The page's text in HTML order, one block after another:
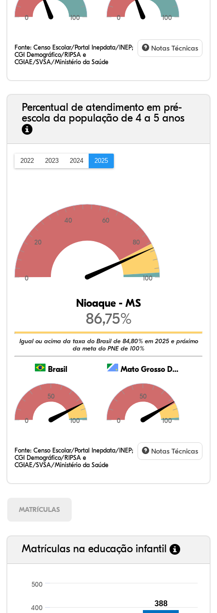
0 100 0 100
Fonte: Censo Escolar/Portal Inepdata/INEP;
CGI Demográfico/RIPSA e
CGIAE/SVSA/Ministério da Saúde
Notas Técnicas
Percentual de atendimento em pré-
escola da população de 4 a 5 anos
2022 2023 2024 2025
0
20
40 60
80
100
Nioaque - MS
86,75%
Igual ou acima da taxa do Brasil de 84,80% em 2025 e próximo
da meta do PNE de 100%
Brasil
0
50
100
Mato Grosso Do Sul
0
50
100
Fonte: Censo Escolar/Portal Inepdata/INEP;
CGI Demográfico/RIPSA e
CGIAE/SVSA/Ministério da Saúde
Notas Técnicas
MATRÍCULAS
Matrículas na educação infantil
400
500
388
100,42%
101,00%
91,56%
94,21%
80,73%
99,81%
100,00%
88,82%
92,94%
78,33%